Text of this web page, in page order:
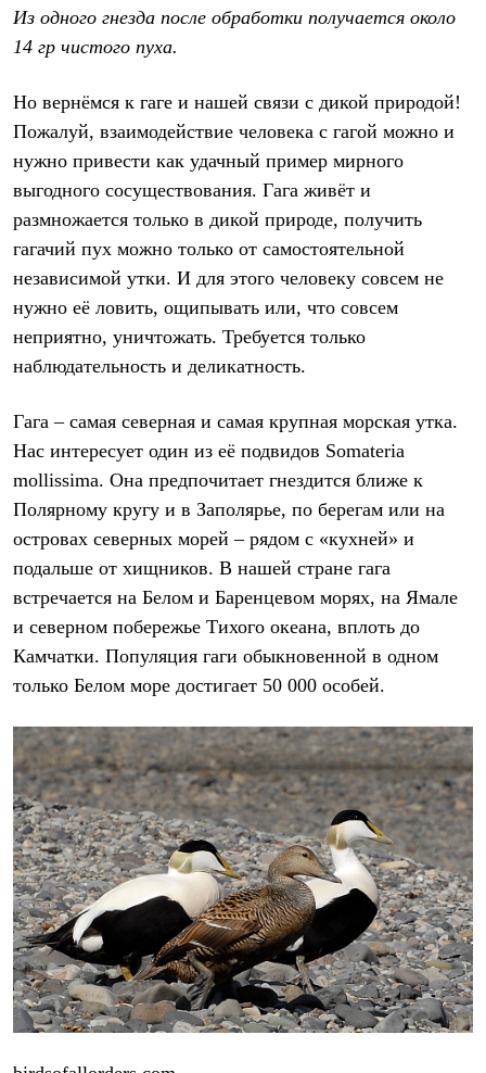
Городские
Спальные мешки
Комбинированные
С синтетическим утеплителем
Аксессуары для спальников
Сумки и баулы
Баулы
Кошельки
Сумки
Гермомешки
Полезные аксессуары
Книги
Коврики
Обувь
Женская обувь
Мужская обувь
Ботинки
Сапоги
Гамаши и бахилы
Гамаши
Бахилы
Тапочки и чуни
Чуни
Уход за обувью
Аксессуары
Шапки
Кепки и бейсболки
Повязки
Шарфы
Панамы
Перчатки и рукавицы
Перчатки
Рукавицы
Носки
Полезные аксессуары
Брелки
Ремни
Шевроны
Опушки
Термоковрики
Уход за одеждой
Коллекции
Из одного гнезда после обработки получается около
14 гр чистого пуха.
Но вернёмся к гаге и нашей связи с дикой природой!
Пожалуй, взаимодействие человека с гагой можно и
нужно привести как удачный пример мирного
выгодного сосуществования. Гага живёт и
размножается только в дикой природе, получить
гагачий пух можно только от самостоятельной
независимой утки. И для этого человеку совсем не
нужно её ловить, ощипывать или, что совсем
неприятно, уничтожать. Требуется только
наблюдательность и деликатность.
Гага – самая северная и самая крупная морская утка.
Нас интересует один из её подвидов Somateria
mollissima. Она предпочитает гнездится ближе к
Полярному кругу и в Заполярье, по берегам или на
островах северных морей – рядом с «кухней» и
подальше от хищников. В нашей стране гага
встречается на Белом и Баренцевом морях, на Ямале
и северном побережье Тихого океана, вплоть до
Камчатки. Популяция гаги обыкновенной в одном
только Белом море достигает 50 000 особей.